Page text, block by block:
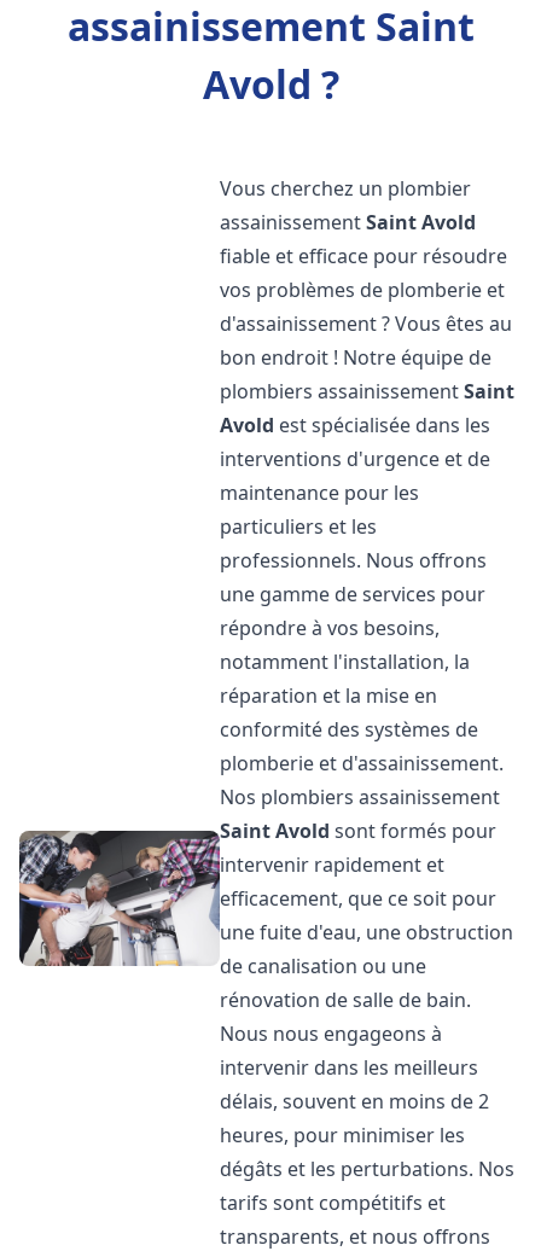
assainissement Saint
Avold ?
Vous cherchez un plombier
assainissementSaint Avold
fiable et efficace pour résoudre
vos problèmes de plomberie et
d'assainissement ? Vous êtes au
bon endroit ! Notre équipe de
plombiers assainissementSaint
Avold est spécialisée dans les
interventions d'urgence et de
maintenance pour les
particuliers et les
professionnels. Nous offrons
une gamme de services pour
répondre à vos besoins,
notamment l'installation, la
réparation et la mise en
conformité des systèmes de
plomberie et d'assainissement.
Nos plombiers assainissement
Saint Avold sont formés pour
intervenir rapidement et
efficacement, que ce soit pour
une fuite d'eau, une obstruction
de canalisation ou une
rénovation de salle de bain.
Nous nous engageons à
intervenir dans les meilleurs
délais, souvent en moins de 2
heures, pour minimiser les
dégâts et les perturbations. Nos
tarifs sont compétitifs et
transparents, et nous offrons